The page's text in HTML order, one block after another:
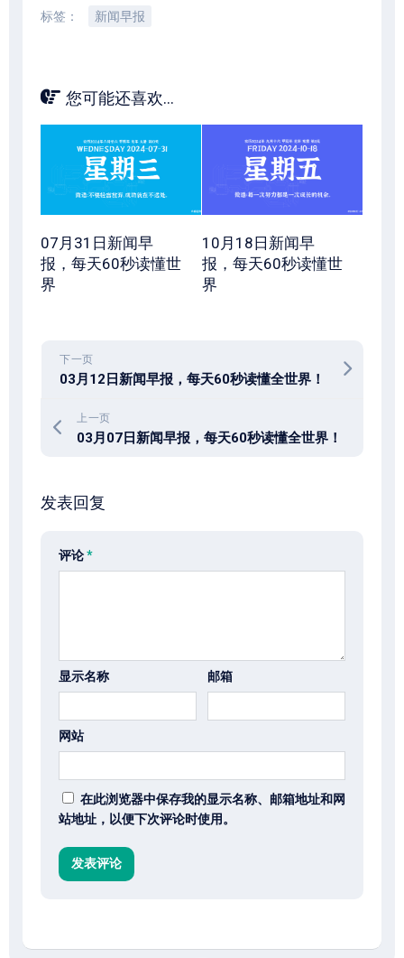
标签： 新闻早报
您可能还喜欢...
07月31日新闻早
报，每天60秒读懂世
界
10月18日新闻早
报，每天60秒读懂世
界
下一页
03月12日新闻早报，每天60秒读懂全世界！
上一页
03月07日新闻早报，每天60秒读懂全世界！
发表回复
评论*
显示名称 邮箱
网站
在此浏览器中保存我的显示名称、邮箱地址和网
站地址，以便下次评论时使用。